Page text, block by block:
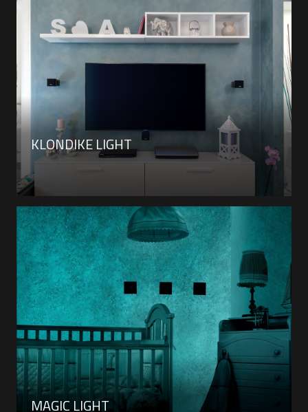
KLONDIKE LIGHT
MAGIC LIGHT